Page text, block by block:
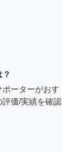
ポーターがおす
価/実績を確認